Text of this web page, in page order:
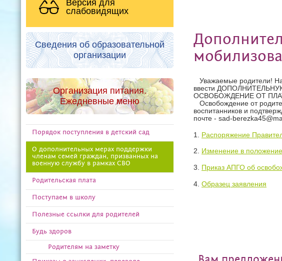
Версия для
слабовидящих
Сведения об образовательной
организации
Организация питания.
Ежедневные меню
Порядок поступления в детский сад
О дополнительных мерах поддержки
членам семей граждан, призванных на
военную службу в рамках СВО
Родительская плата
Поступаем в школу
Полезные ссылки для родителей
Будь здоров
Родителям на заметку
Уважаемые родители!
ввести
ОСВОБОЖДЕНИЕ ОТ
Освобождение от
воспитанников и
почте - sad-
1. Распоряжение
2. Изменение в
3. Приказ АПГО об
4. Образец заявления